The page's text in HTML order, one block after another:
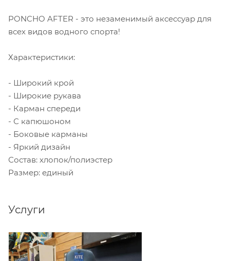
PONCHO AFTER - это незаменимый аксессуар для
всех видов водного спорта!
Характеристики:
- Широкий крой
- Широкие рукава
- Карман спереди
- С капюшоном
- Боковые карманы
- Яркий дизайн
Состав: хлопок/полиэстер
Размер: единый
Услуги